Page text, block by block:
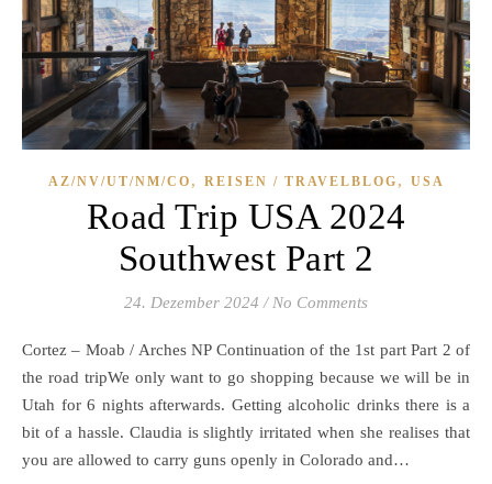
AZ/NV/UT/NM/CO , REISEN / TRAVELBLOG , USA
Road Trip USA 2024
Southwest Part 2
24. Dezember 2024 / No Comments
Cortez – Moab / Arches NP Continuation of the 1st part Part 2 of
the road tripWe only want to go shopping because we will be in
Utah for 6 nights afterwards. Getting alcoholic drinks there is a
bit of a hassle. Claudia is slightly irritated when she realises that
you are allowed to carry guns openly in Colorado and…